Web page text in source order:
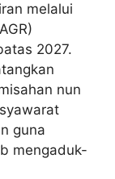
melalui
2027.
nun
guna
mengaduk-